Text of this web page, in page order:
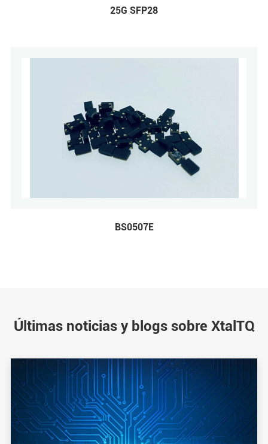
25G SFP28
BS0507E
Últimas noticias y blogs sobre XtalTQ